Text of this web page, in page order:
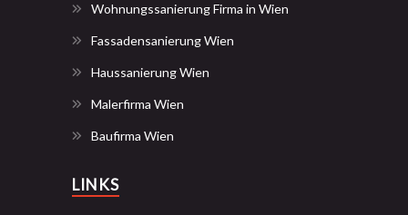
Wohnungssanierung Firma in Wien
Fassadensanierung Wien
Haussanierung Wien
Malerfirma Wien
Baufirma Wien
LINKS